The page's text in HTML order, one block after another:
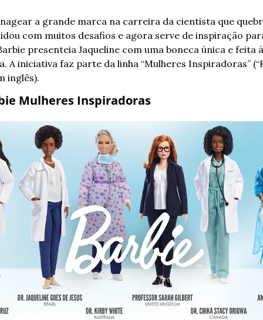
a grande marca na carreira da cientista que
com muitos desafios e agora serve de inspiração
presenteia Jaqueline com uma boneca única e feita
A iniciativa faz parte da linha “Mulheres Inspiradoras”
inglês).
Mulheres Inspiradoras